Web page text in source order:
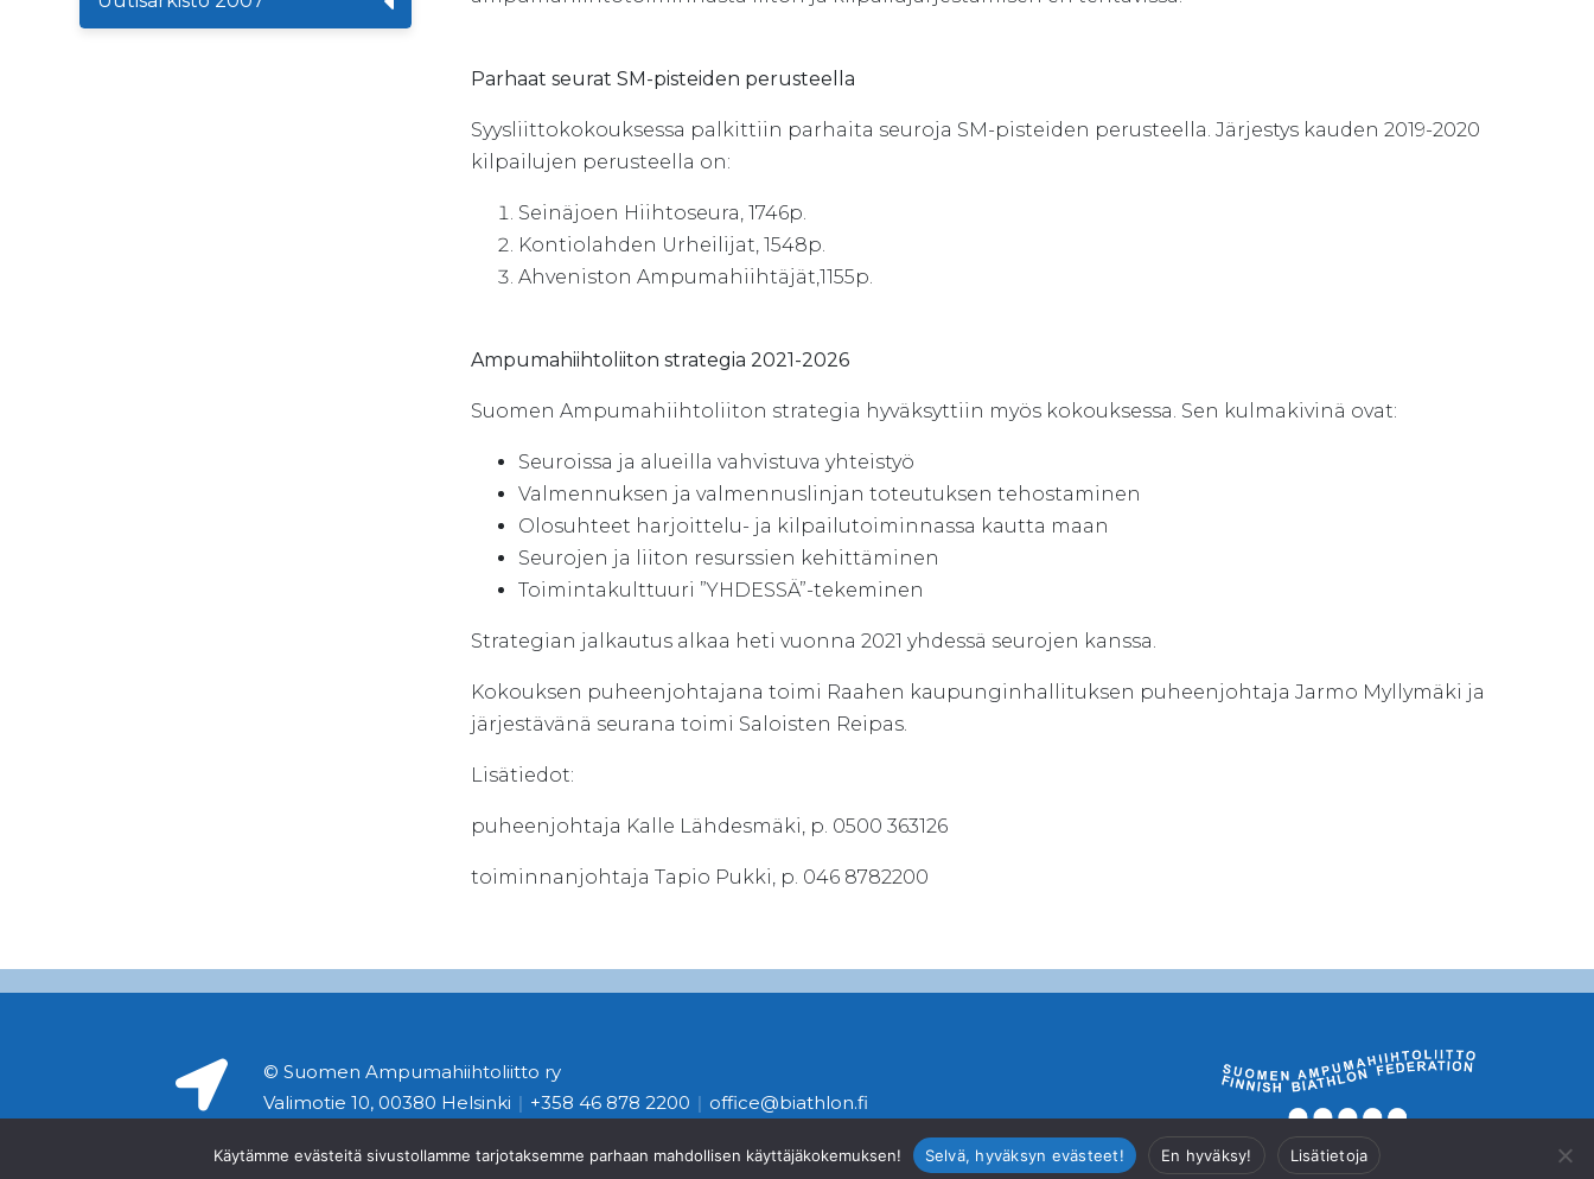
Parhaat seurat SM-pisteiden perusteella
Syysliittokokouksessa palkittiin parhaita seuroja SM-pisteiden perusteella. Järjestys kauden 2019-2020
kilpailujen perusteella on:
Seinäjoen Hiihtoseura, 1746p.
Kontiolahden Urheilijat, 1548p.
Ahveniston Ampumahiihtäjät,1155p.
Ampumahiihtoliiton strategia 2021-2026
Suomen Ampumahiihtoliiton strategia hyväksyttiin myös kokouksessa. Sen kulmakivinä ovat:
Seuroissa ja alueilla vahvistuva yhteistyö
Valmennuksen ja valmennuslinjan toteutuksen tehostaminen
Olosuhteet harjoittelu- ja kilpailutoiminnassa kautta maan
Seurojen ja liiton resurssien kehittäminen
Toimintakulttuuri ”YHDESSÄ”-tekeminen
Strategian jalkautus alkaa heti vuonna 2021 yhdessä seurojen kanssa.
Kokouksen puheenjohtajana toimi Raahen kaupunginhallituksen puheenjohtaja Jarmo Myllymäki ja
järjestävänä seurana toimi Saloisten Reipas.
Lisätiedot:
puheenjohtaja Kalle Lähdesmäki, p. 0500 363126
toiminnanjohtaja Tapio Pukki, p. 046 8782200
© Suomen Ampumahiihtoliitto ry
Valimotie 10, 00380 Helsinki | +358 46 878 2200 | office@biathlon.fi
Käytämme evästeitä sivustollamme tarjotaksemme parhaan mahdollisen käyttäjäkokemuksen! Selvä, hyväksyn evästeet! En hyväksy! Lisätietoja